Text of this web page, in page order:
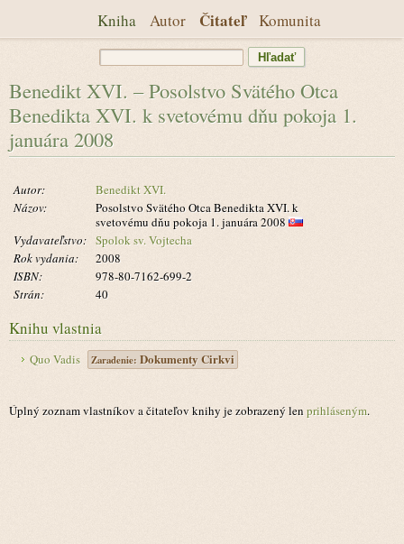
Benedikt XVI. – Posolstvo Svätého Otca
Benedikta XVI. k svetovému dňu pokoja 1.
januára 2008
Autor:
Benedikt XVI.
Názov:
Posolstvo Svätého Otca Benedikta XVI. k
svetovému dňu pokoja 1. januára 2008
Vydavateľstvo: Spolok sv. Vojtecha
Rok vydania:
2008
ISBN:
978-80-7162-699-2
Strán:
40
Knihu vlastnia
Quo Vadis Zaradenie: Dokumenty Cirkvi
Úplný zoznam vlastníkov a čitateľov knihy je zobrazený len prihláseným.
Kniha Autor Čitateľ Komunita